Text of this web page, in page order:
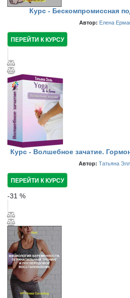
Курс - Бескомпромиссная
Автор: Елена
ПЕРЕЙТИ К КУРСУ
Курс - Волшебное зачатие.
Автор: Татьяна
ПЕРЕЙТИ К КУРСУ
-31 %